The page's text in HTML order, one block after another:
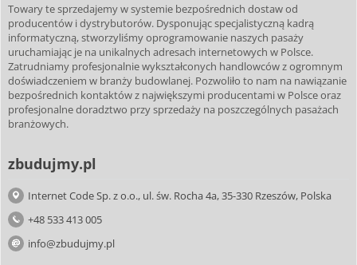
Towary te sprzedajemy w systemie bezpośrednich dostaw od
producentów i dystrybutorów. Dysponując specjalistyczną kadrą
informatyczną, stworzyliśmy oprogramowanie naszych pasaży
uruchamiając je na unikalnych adresach internetowych w Polsce.
Zatrudniamy profesjonalnie wykształconych handlowców z ogromnym
doświadczeniem w branży budowlanej. Pozwoliło to nam na nawiązanie
bezpośrednich kontaktów z największymi producentami w Polsce oraz
profesjonalne doradztwo przy sprzedaży na poszczególnych pasażach
branżowych.
zbudujmy.pl
Internet Code Sp. z o.o., ul. św. Rocha 4a, 35-330 Rzeszów, Polska
+48 533 413 005
info@zbudujmy.pl